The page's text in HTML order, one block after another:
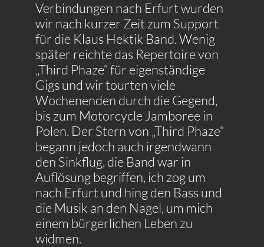
Verbindungen nach Erfurt wurden
wir nach kurzer Zeit zum Support
für die Klaus Hektik Band. Wenig
später reichte das Repertoire von
„Third Phaze“ für eigenständige
Gigs und wir tourten viele
Wochenenden durch die Gegend,
bis zum Motorcycle Jamboree in
Polen. Der Stern von „Third Phaze“
begann jedoch auch irgendwann
den Sinkflug, die Band war in
Auflösung begriffen, ich zog um
nach Erfurt und hing den Bass und
die Musik an den Nagel, um mich
einem bürgerlichen Leben zu
widmen.